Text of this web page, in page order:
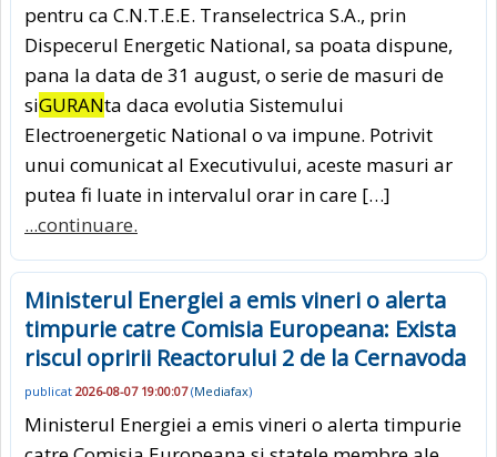
pentru ca C.N.T.E.E. Transelectrica S.A., prin
Dispecerul Energetic National, sa poata dispune,
pana la data de 31 august, o serie de masuri de
siGURANta daca evolutia Sistemului
Electroenergetic National o va impune. Potrivit
unui comunicat al Executivului, aceste masuri ar
putea fi luate in intervalul orar in care […]
...continuare.
Ministerul Energiei a emis vineri o alerta
timpurie catre Comisia Europeana: Exista
riscul opririi Reactorului 2 de la Cernavoda
publicat 2026-08-07 19:00:07(Mediafax)
Ministerul Energiei a emis vineri o alerta timpurie